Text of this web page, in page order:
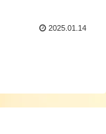
2025.01.14